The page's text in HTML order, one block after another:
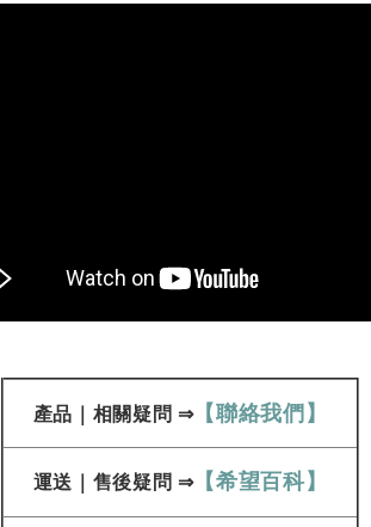
產品 相關疑問 ⇒【聯絡我們】
運送 售後疑問 ⇒【希望百科】